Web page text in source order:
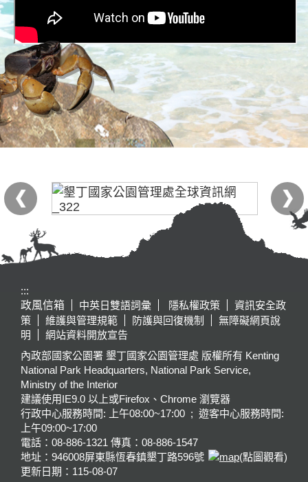
:::
政風信箱
中英日雙語詞彙 隱私權政策
資訊安全政
策
維護與管理規範 防護與回復機制
無障礙網頁說
明
網站資料開放宣告
內政部國家公園署 墾丁國家公園管理處 版權所有 Kenting
National Park Headquarters, National Park Service,
Ministry of the Interior
建議使用IE9.0 以上或Firefox、Chrome 瀏覽器
行政中心服務時間: 上午08:00~17:00 ; 遊客中心服務時間:
上午09:00~17:00
電話：08-886-1321 傳真：08-886-1547
地址：946008屏東縣恆春鎮墾丁路596號
(點圖觀看)
更新日期： 115-08-07